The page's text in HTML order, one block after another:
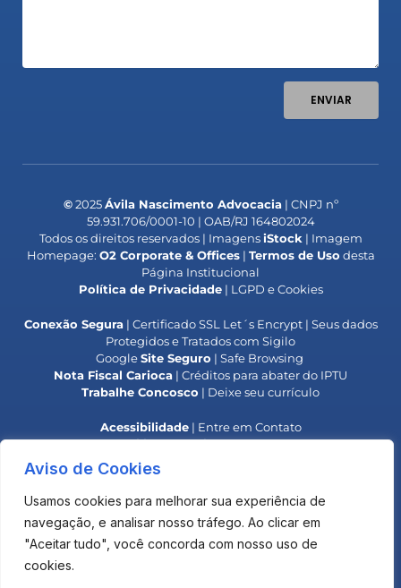
Aviso de Cookies
Usamos cookies para melhorar sua experiência de
navegação, e analisar nosso tráfego. Ao clicar em
"Aceitar tudo", você concorda com nosso uso de
cookies.
ENVIAR
©2025Ávila Nascimento Advocacia| CNPJ nº
59.931.706/0001-10 | OAB/RJ 164802024
Todos os direitos reservados | ImagensiStock | Imagem
Homepage: O2 Corporate & Offices| Termos de Uso desta
Página Institucional
Política de Privacidade| LGPD e Cookies
Conexão Segura| Certificado SSL Let´s Encrypt | Seus dados
Protegidos e Tratados com Sigilo
GoogleSite Seguro | Safe Browsing
Nota Fiscal Carioca | Créditos para abater do IPTU
Trabalhe Concosco | Deixe seu currículo
Acessibilidade| Entre em Contato
Responsabilidade Social| Colaboradores IPB
**
Alerta OAB
**Alerta INPI
O uso deste site não estabelece uma relação advogado-
cliente com o Escritório.
Os materiais são elaborados para fins de informação e
debate, não devendo ser considerado uma opinião legal